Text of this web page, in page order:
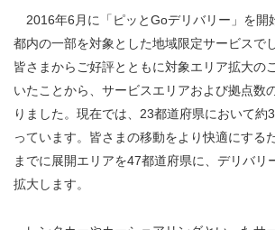
2016年6月に「ピッとGoデリバリー」を開
都内の一部を対象とした地域限定サービスで
皆さまからご好評とともに対象エリア拡大の
いたことから、サービスエリアおよび拠点数
りました。現在では、23都道府県において約
っています。皆さまの移動をより快適にする
までに展開エリアを47都道府県に、デリバリ
拡大します。